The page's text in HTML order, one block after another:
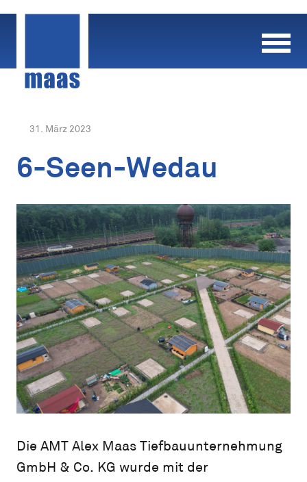
31. März 2023
6-Seen-Wedau
Die AMT Alex Maas Tiefbauunternehmung
GmbH & Co. KG wurde mit der